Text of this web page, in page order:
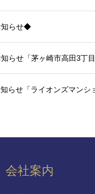
知らせ◆
らせ「茅ヶ崎市高田3丁目
らせ「ライオンズマンシ
会社案内